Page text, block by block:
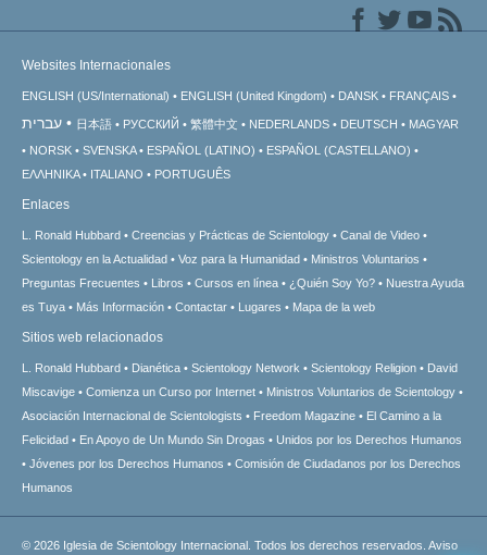
Websites Internacionales
ENGLISH (US/International) ENGLISH (United Kingdom) DANSK FRANÇAIS
עברית 日本語 РУССКИЙ 繁體中文 NEDERLANDS DEUTSCH
MAGYAR
NORSK
SVENSKA ESPAÑOL (LATINO)
ESPAÑOL (CASTELLANO)
ΕΛΛΗΝΙΚA
ITALIANO PORTUGUÊS
Enlaces
L. Ronald Hubbard Creencias y Prácticas de Scientology
Canal de Video
Scientology en la Actualidad
Voz para la Humanidad
Ministros Voluntarios
Preguntas Frecuentes
Libros Cursos en línea ¿Quién Soy Yo?
Nuestra Ayuda
es Tuya
Más Información Contactar Lugares Mapa de la web
Sitios web relacionados
L. Ronald Hubbard Dianética Scientology Network Scientology Religion
David
Miscavige
Comienza un Curso por Internet
Ministros Voluntarios de Scientology
Asociación Internacional de Scientologists
Freedom Magazine
El Camino a la
Felicidad
En Apoyo de Un Mundo Sin Drogas
Unidos por los Derechos Humanos
Jóvenes por los Derechos Humanos
Comisión de Ciudadanos por los Derechos
Humanos
© 2026 Iglesia de Scientology Internacional. Todos los derechos reservados. Aviso